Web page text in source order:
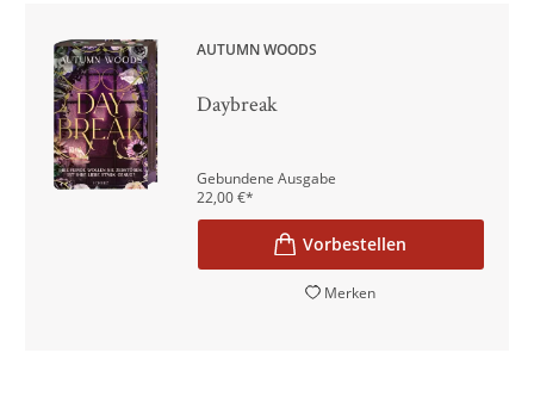
AUTUMN WOODS
Daybreak
Gebundene Ausgabe
22,00€*
Merken